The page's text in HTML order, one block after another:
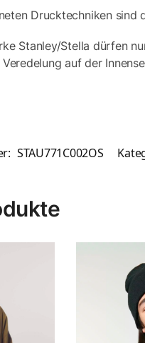
Drucktechniken sind
Stanley/Stella dürfen
auf der
STAU771C002OS